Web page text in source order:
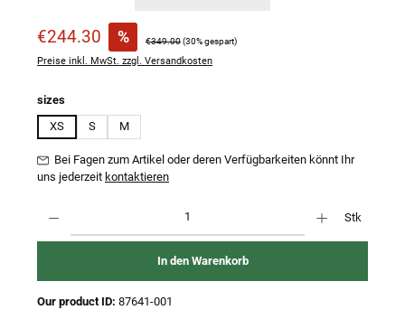
Verkaufspreis:
€244.30 % Regulärer Preis:
€349.00(30% gespart)
Preise inkl. MwSt. zzgl. Versandkosten
sizesauswählen
XS
S M
Bei Fagen zum Artikel oder deren Verfügbarkeiten könnt Ihr
uns jederzeit kontaktieren
Stk
In den Warenkorb
Our product ID: 87641-001